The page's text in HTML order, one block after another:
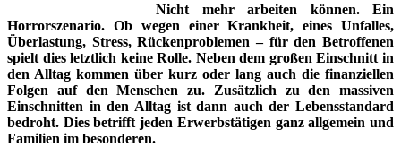
Nicht mehr arbeiten können. Ein
Horrorszenario. Ob wegen einer Krankheit, eines Unfalles,
Überlastung, Stress,Rückenproblemen – für den Betroffenen
spielt dies letztlich keine Rolle. Neben dem großen Einschnitt in
den Alltag kommen über kurz oder lang auch die finanziellen
Folgen auf den Menschen zu. Zusätzlich zu den massiven
Einschnitten in den Alltag ist dann auch der Lebensstandard
bedroht. Dies betrifft jeden Erwerbstätigen ganz allgemein und
Familien im besonderen.